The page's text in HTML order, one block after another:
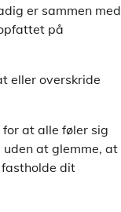
er sammen med
på
eller overskride
at alle føler sig
uden at glemme, at
dit